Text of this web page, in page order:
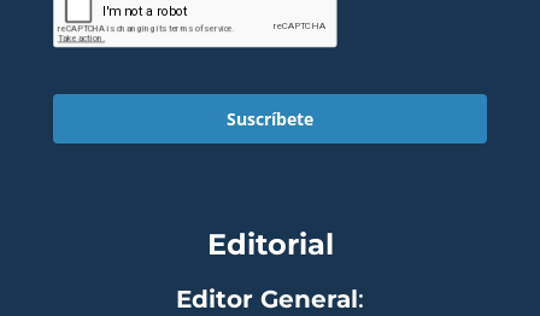
Suscríbete
Editorial
Editor General: